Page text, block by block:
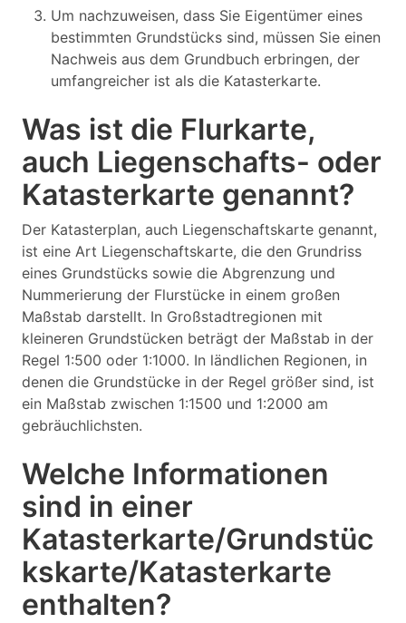
Um nachzuweisen, dass Sie Eigentümer eines
bestimmten Grundstücks sind, müssen Sie einen
Nachweis aus dem Grundbuch erbringen, der
umfangreicher ist als die Katasterkarte.
Was ist die Flurkarte,
auch Liegenschafts- oder
Katasterkarte genannt?
Der Katasterplan, auch Liegenschaftskarte genannt,
ist eine Art Liegenschaftskarte, die den Grundriss
eines Grundstücks sowie die Abgrenzung und
Nummerierung der Flurstücke in einem großen
Maßstab darstellt. In Großstadtregionen mit
kleineren Grundstücken beträgt der Maßstab in der
Regel 1:500 oder 1:1000. In ländlichen Regionen, in
denen die Grundstücke in der Regel größer sind, ist
ein Maßstab zwischen 1:1500 und 1:2000 am
gebräuchlichsten.
Welche Informationen
sind in einer
Katasterkarte/Grundstüc
kskarte/Katasterkarte
enthalten?